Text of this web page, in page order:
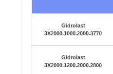
Gidrolast
3X2000.1000.2000.3770
Gidrolast
3X2000.1200.2000.2800